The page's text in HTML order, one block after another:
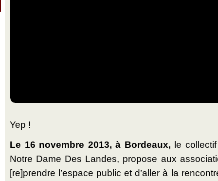
Yep !
Le 16 novembre 2013, à Bordeaux, le
Notre Dame Des Landes, propose aux
[re]prendre l’espace public et d’aller à la